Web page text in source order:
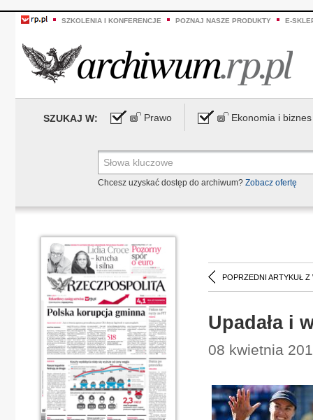
SZKOLENIA I KONFERENCJE POZNAJ NASZE PRODUKTY E-
SZUKAJ W: Prawo Ekonomia i biznes
Chcesz uzyskać dostęp do archiwum? Zobacz ofertę
POPRZEDNI ARTYKUŁ Z
Upadała i
08 kwietnia